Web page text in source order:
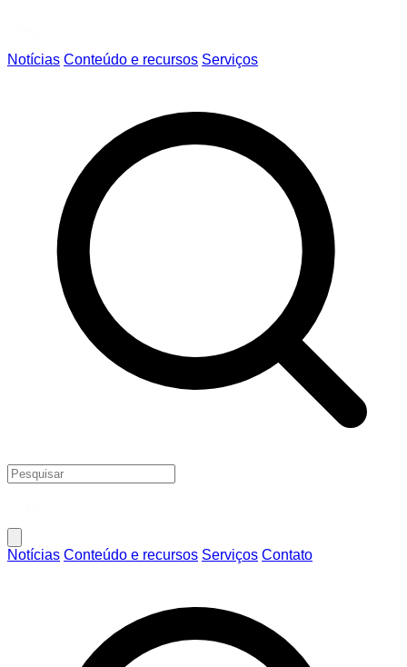
Notícias Conteúdo e recursos Serviços
Notícias Conteúdo e recursos Serviços Contato